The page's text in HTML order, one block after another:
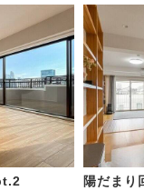
陽だまり